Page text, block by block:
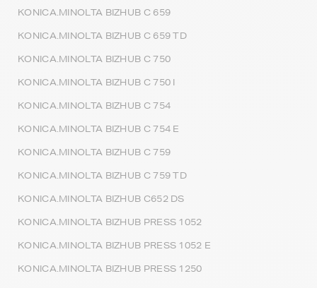
KONICA.MINOLTA BIZHUB C 659
KONICA.MINOLTA BIZHUB C 659 TD
KONICA.MINOLTA BIZHUB C 750
KONICA.MINOLTA BIZHUB C 750 I
KONICA.MINOLTA BIZHUB C 754
KONICA.MINOLTA BIZHUB C 754 E
KONICA.MINOLTA BIZHUB C 759
KONICA.MINOLTA BIZHUB C 759 TD
KONICA.MINOLTA BIZHUB C652 DS
KONICA.MINOLTA BIZHUB PRESS 1052
KONICA.MINOLTA BIZHUB PRESS 1052 E
KONICA.MINOLTA BIZHUB PRESS 1250